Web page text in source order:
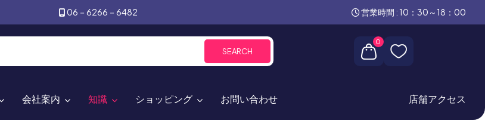
06－6266－6482 営業時間 : 10：30～18：00
SEARCH
0
会社案内 知識 ショッピング お問い合わせ 店舗アクセス